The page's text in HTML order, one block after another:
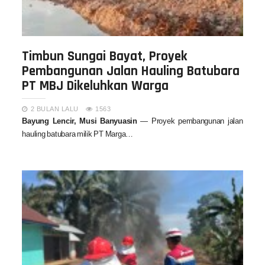
Timbun Sungai Bayat, Proyek
Pembangunan Jalan Hauling Batubara
PT MBJ Dikeluhkan Warga
2 BULAN LALU 1563
Bayung Lencir, Musi Banyuasin— Proyek pembangunan jalan
hauling batubara milik PT Marga…